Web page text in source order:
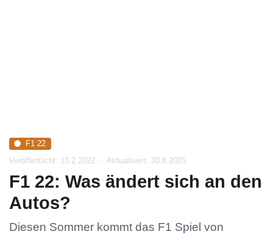
F1 22
Veröffentlicht: 13.2.2022 - Aktualisiert: 30.8.2025
F1 22: Was ändert sich an den
Autos?
Diesen Sommer kommt das F1 Spiel von